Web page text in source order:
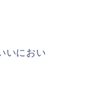
いにおい